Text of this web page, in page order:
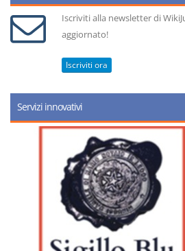
Iscriviti alla newsletter di
aggiornato!
Iscriviti ora
Servizi innovativi